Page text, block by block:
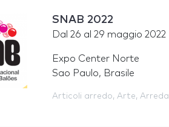
SNAB 2022
Dal 26 al 29 maggio 2022
Expo Center Norte
Sao Paulo, Brasile
Articoli arredo, Arte,